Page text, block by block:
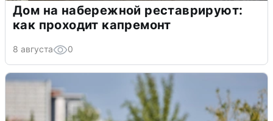
Дом на набережной реставрируют:
как проходит капремонт
8 августа 0